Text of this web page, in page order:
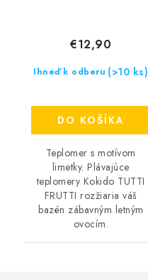
Ihneď k odberu (>10 ks)
€12,90
DO KOŠÍKA
Teplomer s motívom
limetky. Plávajúce
teplomery Kokido TUTTI
FRUTTI rozžiaria váš
bazén zábavným letným
ovocím.